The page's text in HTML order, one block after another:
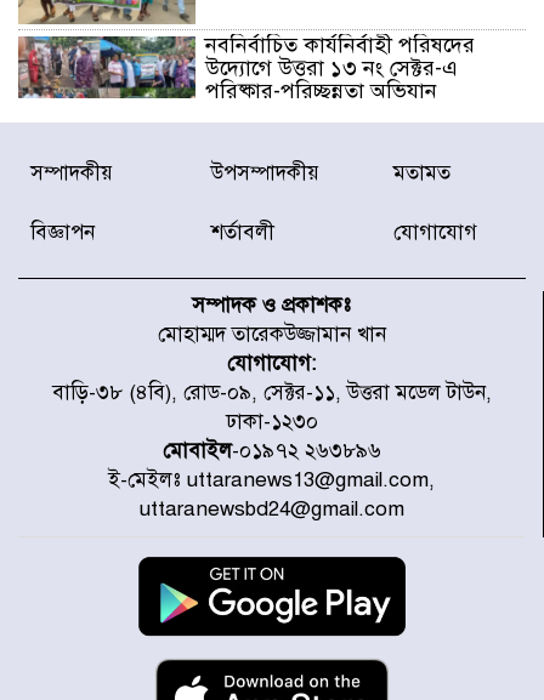
নবনির্বাচিত কার্যনির্বাহী পরিষদের
উদ্যোগে উত্তরা ১৩ নং সেক্টর-এ
পরিষ্কার-পরিচ্ছন্নতা অভিযান
ডিএমপির অভিযানে ২৪ ঘণ্টায় গ্রেপ্তার
৫০৪, উদ্ধার মাদক-অস্ত্র
সাগরে অবমুক্ত
মাতারবাড়ী পৌঁছে নির্ধারিত কর্মসূচিতে
যোগ দিয়েছেন প্রধানমন্ত্রী
জাতীয় সাংবাদিক সংস্থার পিরোজপুর
জেলা কমিটি অনুমোদন
গণঅভ্যুত্থানের তথ্য বিশ্বমিডিয়ায় পৌঁছে
দিতেন আদীব, গুমের চেষ্টা ৩ বার
সম্পাদকীয় উপসম্পাদকীয় মতামত
বিজ্ঞাপন শর্তাবলী যোগাযোগ
সম্পাদক ও প্রকাশকঃ
মোহাম্মদ তারেকউজ্জামান খান
যোগাযোগ:
বাড়ি-৩৮ (৪বি), রোড-০৯, সেক্টর-১১, উত্তরা মডেল টাউন,
ঢাকা-১২৩০
মোবাইল-০১৯৭২ ২৬৩৮৯৬
ই-মেইলঃ uttaranews13@gmail.com,
uttaranewsbd24@gmail.com